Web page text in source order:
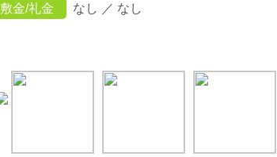
敷金/礼金 なし ／ なし